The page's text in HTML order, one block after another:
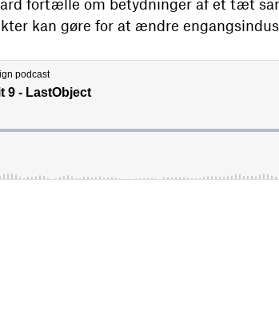
fortælle om betydninger af et tæt
kan gøre for at ændre